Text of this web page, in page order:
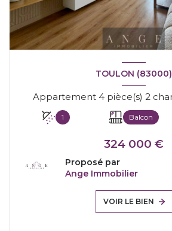
TOULON (83000)
1 Balcon
324 000 €
Proposé par
Ange Immobilier
VOIR LE BIEN